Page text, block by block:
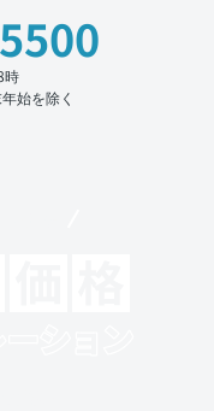
時
始を除く